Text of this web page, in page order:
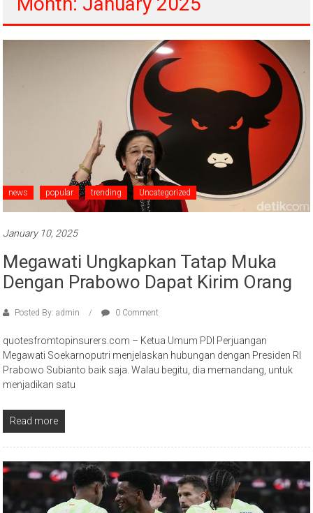
news popular trending Uncategorized
January 10, 2025
Megawati Ungkapkan Tatap Muka
Dengan Prabowo Dapat Kirim Orang
Posted By: admin 0 Comment
quotesfromtopinsurers.com – Ketua Umum PDI Perjuangan
Megawati Soekarnoputri menjelaskan hubungan dengan Presiden RI
Prabowo Subianto baik saja. Walau begitu, dia memandang, untuk
menjadikan satu
Read more